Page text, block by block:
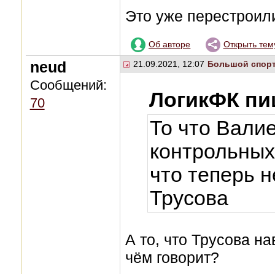
Это уже
Об авторе Открыть
neud
Сообщений:
70
21.09.2021, 12:07 Большой
ЛогикФК
То что
что теперь
Трусова
А то, что Трусова
чём говорит?